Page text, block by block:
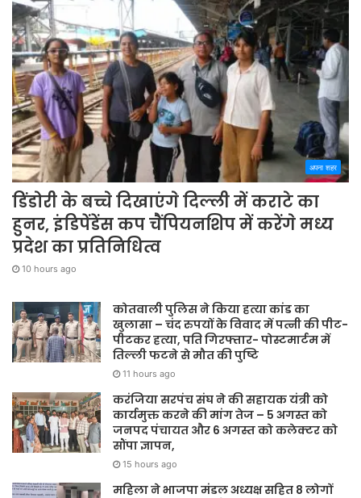
अपना शहर
डिंडोरी के बच्चे दिखाएंगे दिल्ली में कराटे का
हुनर, इंडिपेंडेंस कप चैंपियनशिप में करेंगे मध्य
प्रदेश का प्रतिनिधित्व
10 hours ago
कोतवाली पुलिस ने किया हत्या कांड का
खुलासा – चंद रुपयों के विवाद में पत्नी की पीट-
पीटकर हत्या, पति गिरफ्तार- पोस्टमार्टम में
तिल्ली फटने से मौत की पुष्टि
11 hours ago
करंजिया सरपंच संघ ने की सहायक यंत्री को
कार्यमुक्त करने की मांग तेज – 5 अगस्त को
जनपद पंचायत और 6 अगस्त को कलेक्टर को
सौंपा ज्ञापन,
15 hours ago
महिला ने भाजपा मंडल अध्यक्ष सहित 8 लोगों